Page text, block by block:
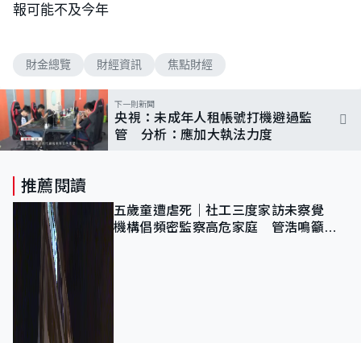
報可能不及今年
財金總覽 財經資訊 焦點財經
下一則新聞
央視：未成年人租帳號打機避過監
管 分析：應加大執法力度
推薦閱讀
五歲童遭虐死｜社工三度家訪未察覺
機構倡頻密監察高危家庭 管浩鳴籲加